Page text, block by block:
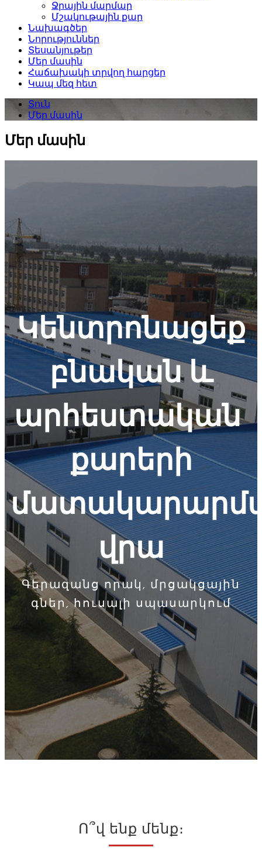
Ջրային մարմար
Մշակութային քար
Նախագծեր
Նորություններ
Տեսանյութեր
Մեր մասին
Հաճախակի տրվող հարցեր
Կապ մեզ հետ
Տուն
Մեր մասին
Մեր մասին
Կենտրոնացեք
բնական և
արհեստական ​​
քարերի
վրա
Գերազանց որակ, մրցակցային
գներ, հուսալի սպասարկում
Ո՞վ ենք մենք։